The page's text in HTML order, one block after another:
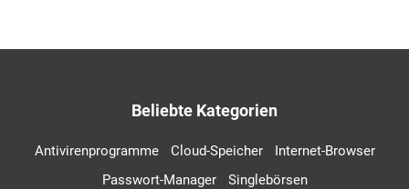
Beliebte Kategorien
Antivirenprogramme Cloud-Speicher
Internet-Browser
Passwort-Manager
Singlebörsen